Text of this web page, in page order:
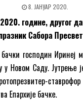
8. ЈАНУАР 2020.
године, другог
Сабора
господин Иринеј
у Новом Саду. Јутрење
Епархије бачке.